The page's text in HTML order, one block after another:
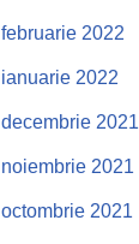
februarie 2022
ianuarie 2022
decembrie 2021
noiembrie 2021
octombrie 2021